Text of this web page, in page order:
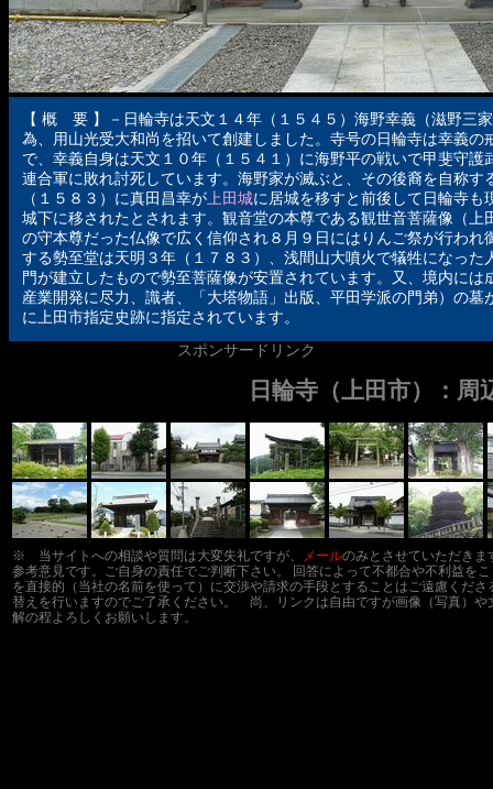
【 概 要 】－日輪寺は天文１４年（１５４５）海野幸義（滋野三
為、用山光受大和尚を招いて創建しました。寺号の日輪寺は幸義の
で、幸義自身は天文１０年（１５４１）に海野平の戦いで甲斐守護
連合軍に敗れ討死しています。海野家が滅ぶと、その後裔を自称す
（１５８３）に真田昌幸が上田城に居城を移すと前後して日輪寺も
城下に移されたとされます。観音堂の本尊である観世音菩薩像（上
の守本尊だった仏像で広く信仰され８月９日にはりんご祭が行われ
する勢至堂は天明３年（１７８３）、浅間山大噴火で犠牲になった
門が建立したもので勢至菩薩像が安置されています。又、境内には
産業開発に尽力、識者、「大塔物語」出版、平田学派の門弟）の墓
に上田市指定史跡に指定されています。
スポンサードリンク
日輪寺（上田市）：周
※ 当サイトへの相談や質問は大変失礼ですが、 メールのみとさせていただき
参考意見です。ご自身の責任でご判断下さい。 回答によって不都合や不利益を
を直接的（当社の名前を使って）に交渉や請求の手段とすることはご遠慮くだ
替えを行いますのでご了承ください。 尚、リンクは自由ですが画像（写真）
解の程よろしくお願いします。